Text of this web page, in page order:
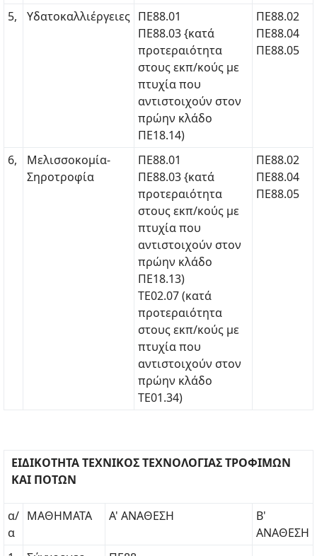
5, Υδατοκαλλιέργειες ΠΕ88.01
ΠΕ88.03 {κατά
προτεραιότητα
στους εκπ/κούς με
πτυχία που
αντιστοιχούν στον
πρώην κλάδο
ΠΕ18.14)
ΠΕ88.02
ΠΕ88.04
ΠΕ88.05
6,
Μελισσοκομία-
Σηροτροφία
ΠΕ88.01
ΠΕ88.03 {κατά
προτεραιότητα
στους εκπ/κούς με
πτυχία που
αντιστοιχούν στον
πρώην κλάδο
ΠΕ18.13)
ΤΕ02.07 (κατά
προτεραιότητα
στους εκπ/κούς με
πτυχία που
αντιστοιχούν στον
πρώην κλάδο
ΤΕ01.34)
ΠΕ88.02
ΠΕ88.04
ΠΕ88.05
ΕΙΔΙΚΟΤΗΤΑ ΤΕΧΝΙΚΟΣ ΤΕΧΝΟΛΟΓΙΑΣ ΤΡΟΦΙΜΩΝ
ΚΑΙ ΠΟΤΩΝ
α/
α
ΜΑΘΗΜΑΤΑ Α' ΑΝΑΘΕΣΗ
Β'
ΑΝΑΘΕΣΗ